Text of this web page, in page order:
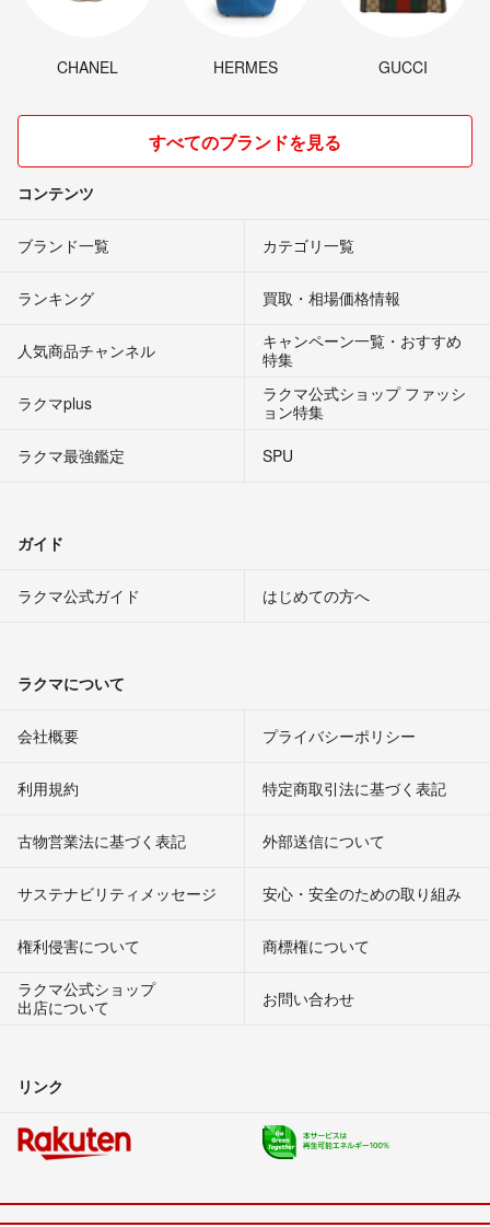
CHANEL HERMES GUCCI
すべてのブランドを見る
コンテンツ
ブランド一覧 カテゴリ一覧
ランキング 買取・相場価格情報
人気商品チャンネル
キャンペーン一覧・おすすめ
特集
ラクマplus
ラクマ公式ショップ ファッシ
ョン特集
ラクマ最強鑑定
SPU
ガイド
ラクマ公式ガイド はじめての方へ
ラクマについて
会社概要 プライバシーポリシー
利用規約 特定商取引法に基づく表記
古物営業法に基づく表記 外部送信について
サステナビリティメッセージ 安心・安全のための取り組み
権利侵害について
商標権について
ラクマ公式ショップ
出店について
お問い合わせ
リンク